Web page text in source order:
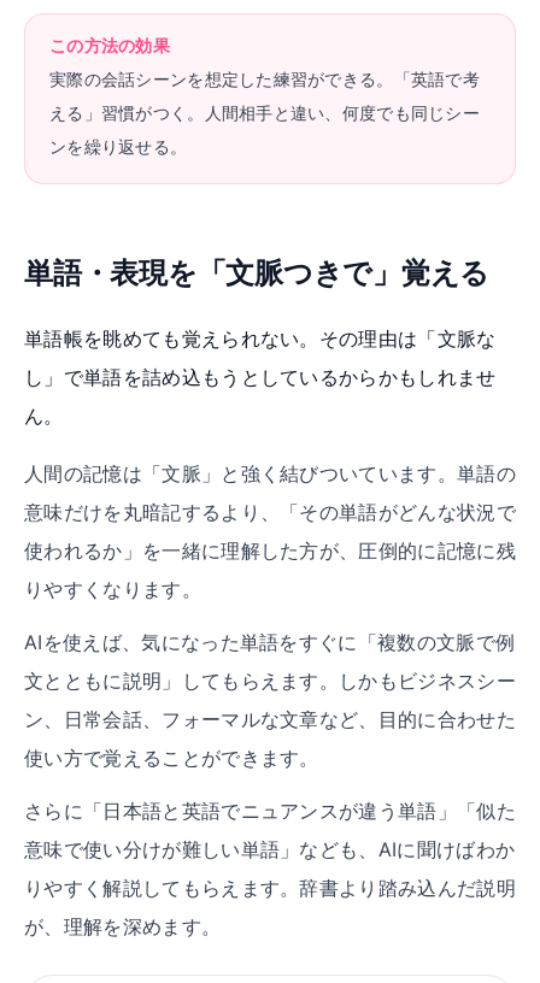
この方法の効果
実際の会話シーンを想定した練習ができる。「英語で考
える」習慣がつく。人間相手と違い、何度でも同じシー
ンを繰り返せる。
単語・表現を「文脈つきで」覚える
単語帳を眺めても覚えられない。その理由は「文脈な
し」で単語を詰め込もうとしているからかもしれませ
ん。
人間の記憶は「文脈」と強く結びついています。単語の
意味だけを丸暗記するより、「その単語がどんな状況で
使われるか」を一緒に理解した方が、圧倒的に記憶に残
りやすくなります。
AIを使えば、気になった単語をすぐに「複数の文脈で例
文とともに説明」してもらえます。しかもビジネスシー
ン、日常会話、フォーマルな文章など、目的に合わせた
使い方で覚えることができます。
さらに「日本語と英語でニュアンスが違う単語」「似た
意味で使い分けが難しい単語」なども、AIに聞けばわか
りやすく解説してもらえます。辞書より踏み込んだ説明
が、理解を深めます。